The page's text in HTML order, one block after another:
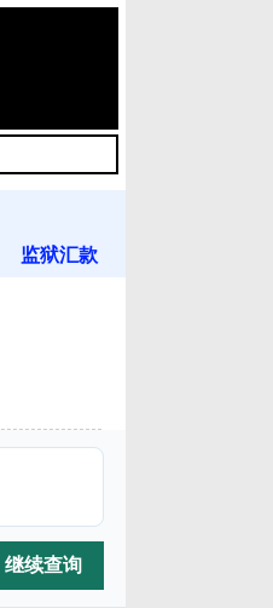
监狱汇款
继续查询